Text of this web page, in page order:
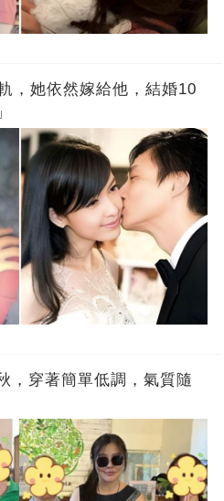
，她依然嫁給他，結婚10
，穿著簡單低調，氣質隨